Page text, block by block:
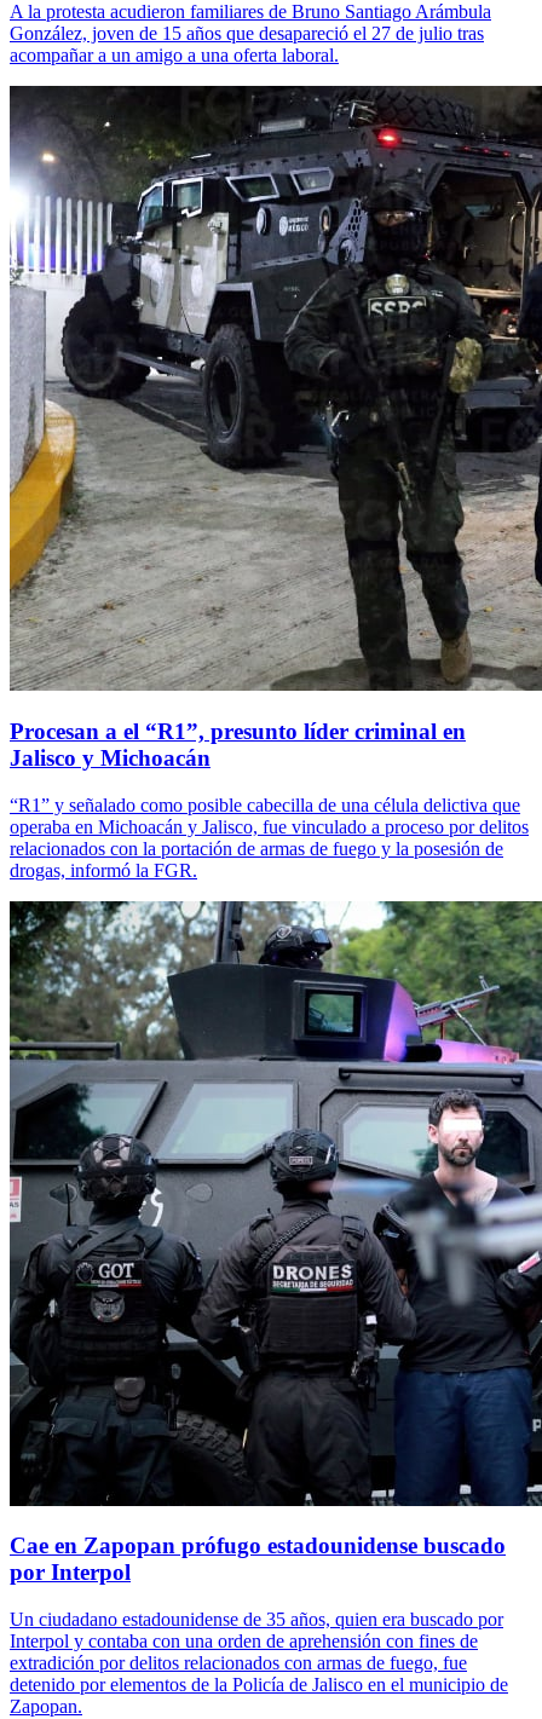
A la protesta acudieron familiares de Bruno Santiago Arámbula
González, joven de 15 años que desapareció el 27 de julio tras
acompañar a un amigo a una oferta laboral.
Procesan a el “R1”, presunto líder criminal en
Jalisco y Michoacán
“R1” y señalado como posible cabecilla de una célula delictiva que
operaba en Michoacán y Jalisco, fue vinculado a proceso por delitos
relacionados con la portación de armas de fuego y la posesión de
drogas, informó la FGR.
Cae en Zapopan prófugo estadounidense buscado
por Interpol
Un ciudadano estadounidense de 35 años, quien era buscado por
Interpol y contaba con una orden de aprehensión con fines de
extradición por delitos relacionados con armas de fuego, fue
detenido por elementos de la Policía de Jalisco en el municipio de
Zapopan.